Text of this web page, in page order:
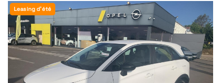
Leasing d'été